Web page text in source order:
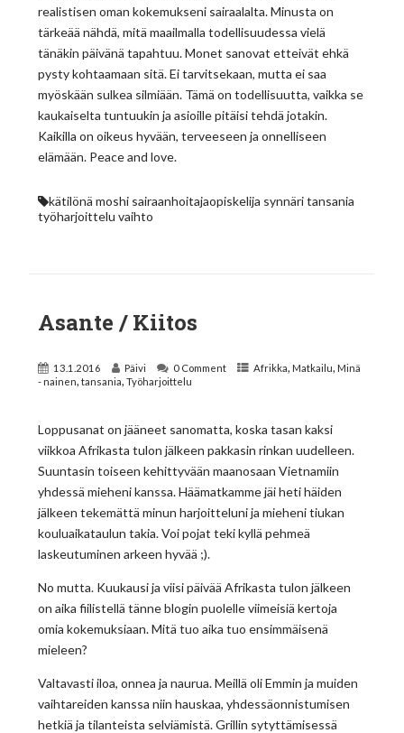
realistisen oman kokemukseni sairaalalta. Minusta on
tärkeää nähdä, mitä maailmalla todellisuudessa vielä
tänäkin päivänä tapahtuu. Monet sanovat etteivät ehkä
pysty kohtaamaan sitä. Ei tarvitsekaan, mutta ei saa
myöskään sulkea silmiään. Tämä on todellisuutta, vaikka se
kaukaiselta tuntuukin ja asioille pitäisi tehdä jotakin.
Kaikilla on oikeus hyvään, terveeseen ja onnelliseen
elämään. Peace and love.
kätilönä moshi sairaanhoitajaopiskelija synnäritansania
työharjoittelu vaihto
Asante / Kiitos
13.1.2016 Päivi 0 Comment Afrikka,Matkailu,Minä
- nainen,tansania,Työharjoittelu
Loppusanat on jääneet sanomatta, koska tasan kaksi
viikkoa Afrikasta tulon jälkeen pakkasin rinkan uudelleen.
Suuntasin toiseen kehittyvään maanosaan Vietnamiin
yhdessä mieheni kanssa. Häämatkamme jäi heti häiden
jälkeen tekemättä minun harjoitteluni ja mieheni tiukan
kouluaikataulun takia. Voi pojat teki kyllä pehmeä
laskeutuminen arkeen hyvää ;).
No mutta. Kuukausi ja viisi päivää Afrikasta tulon jälkeen
on aika fiilistellä tänne blogin puolelle viimeisiä kertoja
omia kokemuksiaan. Mitä tuo aika tuo ensimmäisenä
mieleen?
Valtavasti iloa, onnea ja naurua. Meillä oli Emmin ja muiden
vaihtareiden kanssa niin hauskaa, yhdessäonnistumisen
hetkiä ja tilanteista selviämistä. Grillin sytyttämisessä